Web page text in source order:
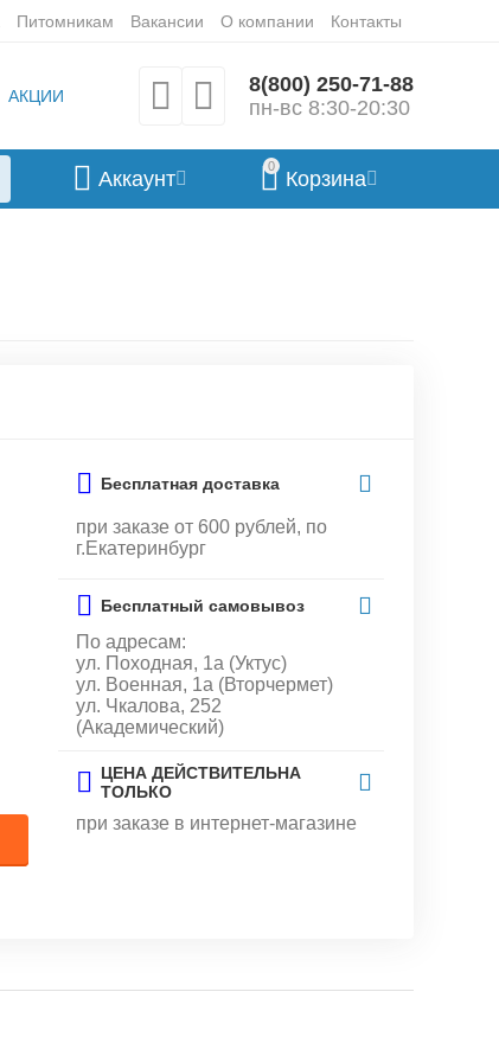
Питомникам Вакансии О компании Контакты
АКЦИИ
8(800) 250-71-88
пн-вс 8:30-20:30
0
Корзина
Аккаунт
Бесплатная доставка
при заказе от 600 рублей, по
г.Екатеринбург
Бесплатный самовывоз
По адресам:
ул. Походная, 1а (Уктус)
ул. Военная, 1а (Вторчермет)
ул. Чкалова, 252
(Академический)
ЦЕНА ДЕЙСТВИТЕЛЬНА
ТОЛЬКО
при заказе в интернет-магазине